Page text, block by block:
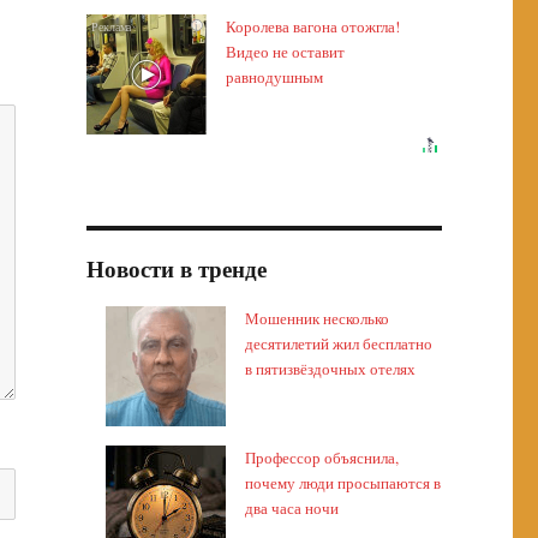
i
Королева вагона отожгла!
Видео не оставит
равнодушным
Новости в тренде
Мошенник несколько
десятилетий жил бесплатно
в пятизвёздочных отелях
Профессор объяснила,
почему люди просыпаются в
два часа ночи